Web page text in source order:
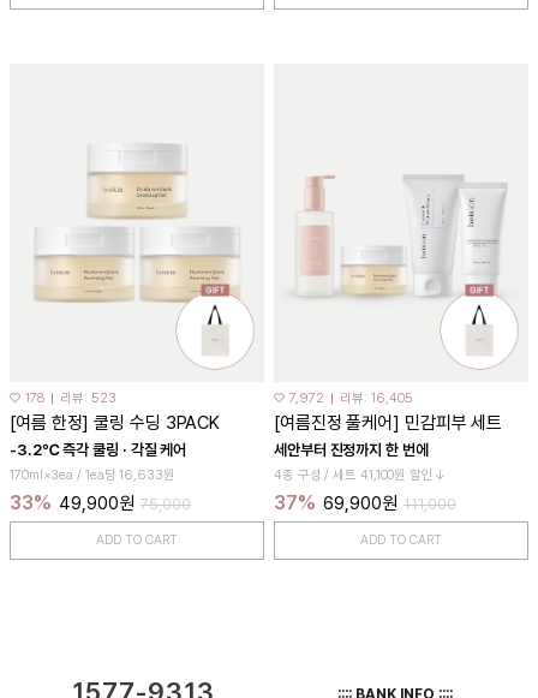
♡ 178 리뷰: 523
[여름 한정] 쿨링 수딩 3PACK
-3.2℃ 즉각 쿨링 · 각질 케어
170ml×3ea / 1ea당 16,633원
33% 49,900원 75,000
ADD TO CART
♡ 7,972 리뷰: 16,405
[여름진정 풀케어] 민감피부 세트
세안부터 진정까지 한 번에
4종 구성 / 세트 41,100원 할인↓
37% 69,900원 111,000
ADD TO CART
:::: BANK INFO ::::